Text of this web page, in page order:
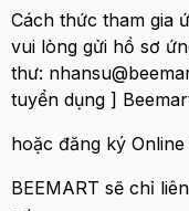
Cách thức tham gia
vui lòng gửi hồ sơ
thư:
tuyển dụng ]
hoặc đăng ký Online
BEEMART sẽ chỉ